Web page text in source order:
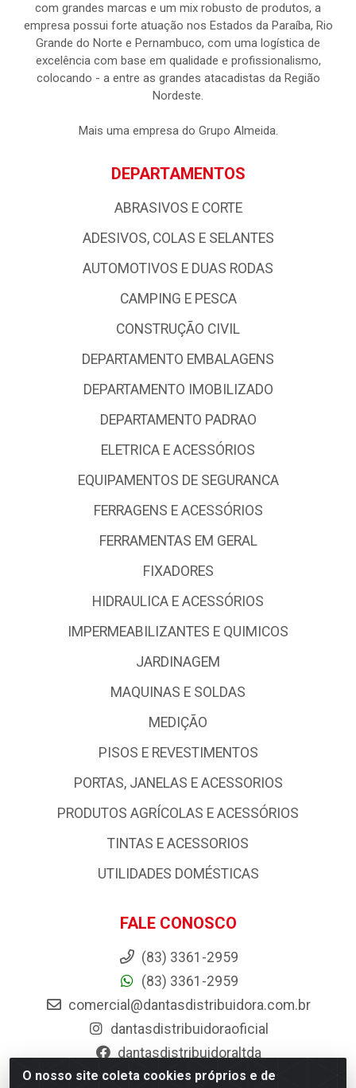
O nosso site coleta cookies próprios e de
com grandes marcas e um mix robusto de produtos, a
empresa possui forte atuação nos Estados da Paraíba, Rio
Grande do Norte e Pernambuco, com uma logística de
excelência com base em qualidade e profissionalismo,
colocando - a entre as grandes atacadistas da Região
Nordeste.
Mais uma empresa do Grupo Almeida.
DEPARTAMENTOS
ABRASIVOS E CORTE
ADESIVOS, COLAS E SELANTES
AUTOMOTIVOS E DUAS RODAS
CAMPING E PESCA
CONSTRUÇÃO CIVIL
DEPARTAMENTO EMBALAGENS
DEPARTAMENTO IMOBILIZADO
DEPARTAMENTO PADRAO
ELETRICA E ACESSÓRIOS
EQUIPAMENTOS DE SEGURANCA
FERRAGENS E ACESSÓRIOS
FERRAMENTAS EM GERAL
FIXADORES
HIDRAULICA E ACESSÓRIOS
IMPERMEABILIZANTES E QUIMICOS
JARDINAGEM
MAQUINAS E SOLDAS
MEDIÇÃO
PISOS E REVESTIMENTOS
PORTAS, JANELAS E ACESSORIOS
PRODUTOS AGRÍCOLAS E ACESSÓRIOS
TINTAS E ACESSORIOS
UTILIDADES DOMÉSTICAS
FALE CONOSCO
(83) 3361-2959
(83) 3361-2959
comercial@dantasdistribuidora.com.br
dantasdistribuidoraoficial
dantasdistribuidoraltda